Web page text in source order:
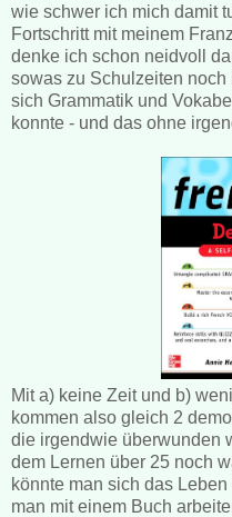
wie schwer ich mich damit
Fortschritt mit meinem
denke ich schon neidvoll
sowas zu Schulzeiten
sich Grammatik und
konnte - und das ohne
Mit a) keine Zeit und b)
kommen also gleich 2
die irgendwie überwunden
dem Lernen über 25 noch
könnte man sich das
man mit einem Buch